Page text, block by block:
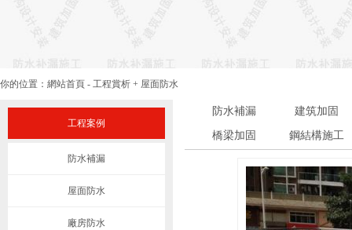
你的位置： 網站首頁 - 工程賞析 + 屋面防水
工程案例
防水補漏
屋面防水
廠房防水
防水補漏 建筑加固
橋梁加固 鋼結構施工